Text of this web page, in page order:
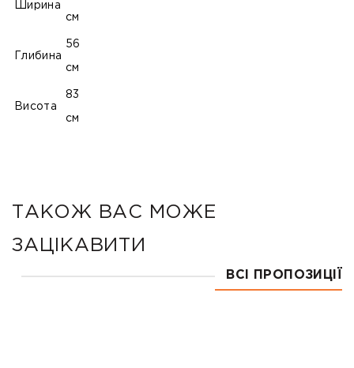
Ширина
см
Глибина
56
см
Висота
83
см
ТАКОЖ ВАС МОЖЕ
ЗАЦІКАВИТИ
ВСІ ПРОПОЗИЦІЇ